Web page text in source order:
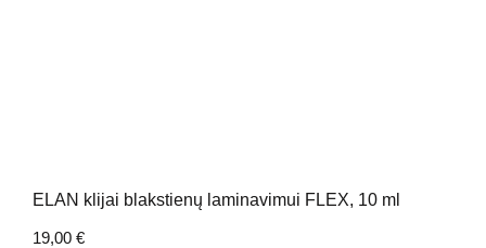
ELAN klijai blakstienų laminavimui FLEX, 10 ml
19,00 €